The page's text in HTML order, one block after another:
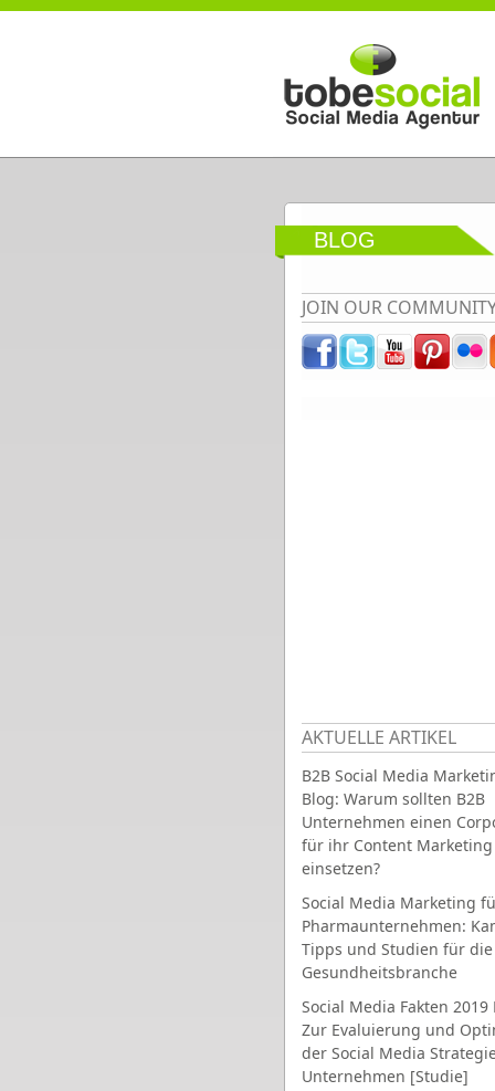
Direkt zum Inhalt
BLOG
JOIN OUR
AKTUELLE ARTIKEL
B2B Social Media
Blog: Warum sollten B2B
Unternehmen einen
für ihr Content Marketing
einsetzen?
Social Media Marketing
Pharmaunternehmen:
Tipps und Studien für die
Gesundheitsbranche
Social Media Fakten 2019
Zur Evaluierung und
der Social Media
Unternehmen [Studie]